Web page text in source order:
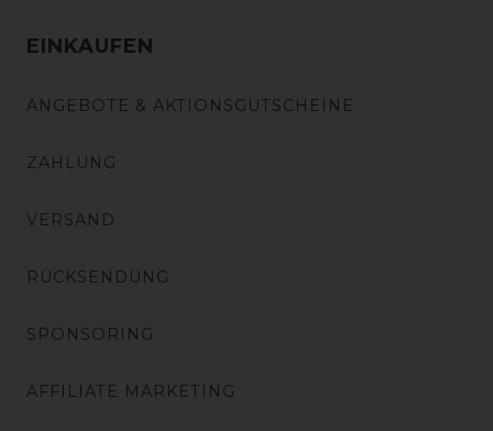
EINKAUFEN
ANGEBOTE & AKTIONSGUTSCHEINE
ZAHLUNG
VERSAND
RÜCKSENDUNG
SPONSORING
AFFILIATE MARKETING